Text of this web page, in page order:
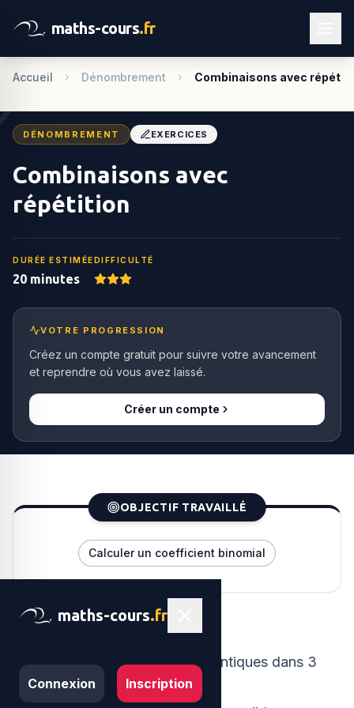
maths-cours.fr
maths-cours.fr
Connexion Inscription
Accueil Dénombrement Combinaisons avec
DÉNOMBREMENT EXERCICES
Combinaisons avec
répétition
DURÉE ESTIMÉE
20 minutes
DIFFICULTÉ
VOTRE PROGRESSION
Créez un compte gratuit pour suivre votre avancement
et reprendre où vous avez laissé.
Créer un compte
OBJECTIF TRAVAILLÉ
Calculer un coefficient binomial
Partie A - Étude d'un exemple
On souhaite ranger 4 boules identiques dans 3
casiers.